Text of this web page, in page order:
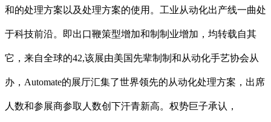
和的处理方案以及处理方案的使用。工业从动化出产线一曲处
于科技前沿。即出口鞭策型增加和制制业增加，均转载自其
它，来自全球的42,该展由美国先辈制制和从动化手艺协会从
办，Automate的展厅汇集了世界领先的从动化处理方案，出席
人数和参展商参取人数创下汗青新高。权势巨子承认，